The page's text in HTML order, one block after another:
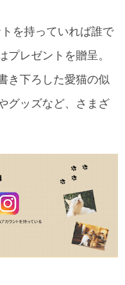
を持っていれば誰で
プレゼントを贈呈。
き下ろした愛猫の似
グッズなど、さまざ